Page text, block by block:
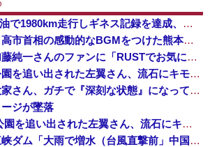
日産e-power、無給油で1980km走行しギネス記録を達成、無駄な発電や送電ロスなくEVよりエコを証明
【悲報】首相官邸、高市首相の感動的なBGMをつけた熊本訪問の感動ムービーを投稿
人気配信者さん、加藤純一さんのファンに「RUSTでお気に入りの配信者が負けて嫌だよな？空気読めってなるよな？その結果がVCR。お前らVCR向いて...
【動画】広島記念公園を追い出された左翼さん、流石にキモすぎて炎上
【衝撃】みんなで大家さん、ガチで『深刻な状態』になってしまう・・・・
ジが墜落
【動画】 広島記念公園を追い出された左翼さん、流石にキモすぎて炎上
中国「大洪水！」三峡ダム「大雨で増水（台風直撃前」中国ダム「緊急放流！」中国鉄道「列車が走行中に流される」中国避難所「支援物資は有料です」謎の勢力「え」→